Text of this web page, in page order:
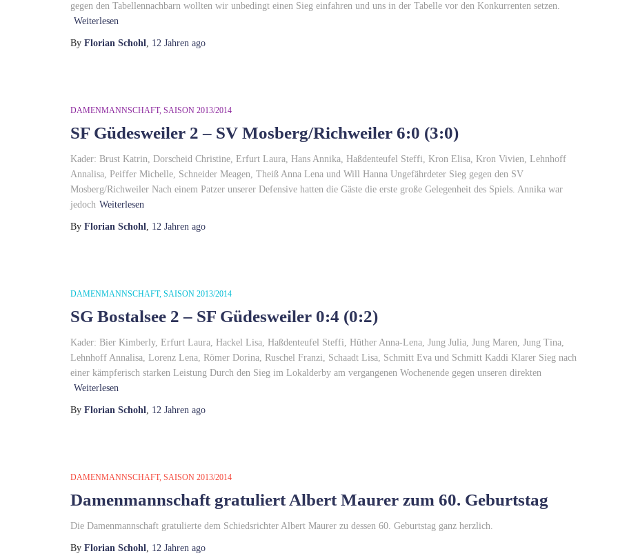
gegen den Tabellennachbarn wollten wir unbedingt einen Sieg einfahren und uns in der Tabelle vor den Konkurrenten setzen.
Weiterlesen
By Florian Schohl, 12 Jahren ago
DAMENMANNSCHAFT SAISON 2013/2014
SF Güdesweiler 2 – SV Mosberg/Richweiler 6:0 (3:0)
Kader: Brust Katrin, Dorscheid Christine, Erfurt Laura, Hans Annika, Haßdenteufel Steffi, Kron Elisa, Kron Vivien, Lehnhoff
Annalisa, Peiffer Michelle, Schneider Meagen, Theiß Anna Lena und Will Hanna Ungefährdeter Sieg gegen den SV
Mosberg/Richweiler Nach einem Patzer unserer Defensive hatten die Gäste die erste große Gelegenheit des Spiels. Annika war
jedoch Weiterlesen
By Florian Schohl, 12 Jahren ago
DAMENMANNSCHAFT SAISON 2013/2014
SG Bostalsee 2 – SF Güdesweiler 0:4 (0:2)
Kader: Bier Kimberly, Erfurt Laura, Hackel Lisa, Haßdenteufel Steffi, Hüther Anna-Lena, Jung Julia, Jung Maren, Jung Tina,
Lehnhoff Annalisa, Lorenz Lena, Römer Dorina, Ruschel Franzi, Schaadt Lisa, Schmitt Eva und Schmitt Kaddi Klarer Sieg nach
einer kämpferisch starken Leistung Durch den Sieg im Lokalderby am vergangenen Wochenende gegen unseren direkten
Weiterlesen
By Florian Schohl, 12 Jahren ago
DAMENMANNSCHAFT SAISON 2013/2014
Damenmannschaft gratuliert Albert Maurer zum 60. Geburtstag
Die Damenmannschaft gratulierte dem Schiedsrichter Albert Maurer zu dessen 60. Geburtstag ganz herzlich.
By Florian Schohl, 12 Jahren ago